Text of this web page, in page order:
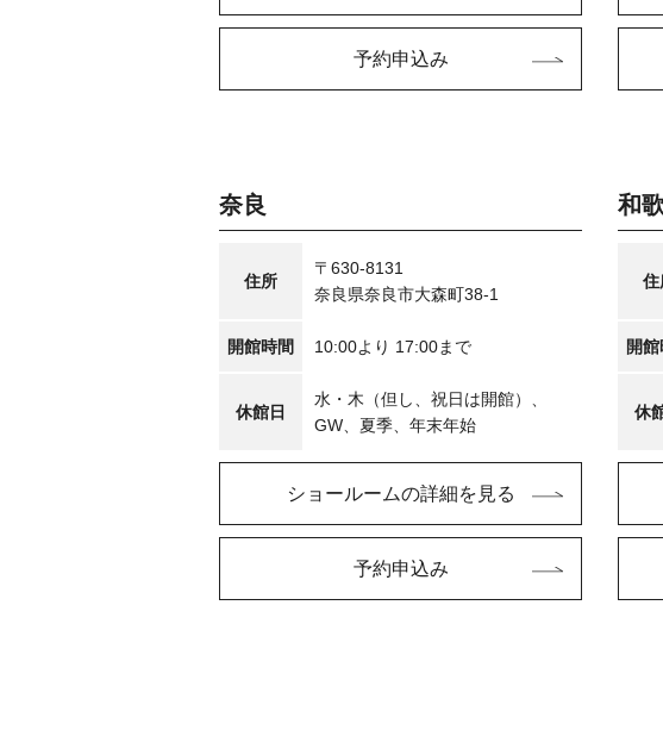
予約申込み
奈良
住所
〒630-8131
奈良県奈良市大森町38-1
開館時間 10:00より 17:00まで
休館日
水・木（但し、祝日は開館）、
GW、夏季、年末年始
ショールームの詳細を見る
予約申込み
和
住
開館
休